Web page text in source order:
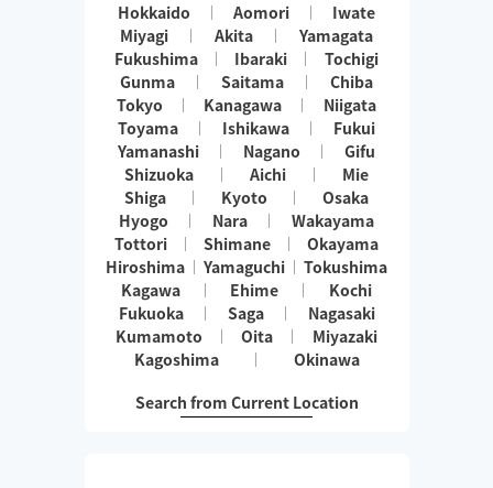
Hokkaido Aomori
Iwate
Miyagi
Akita
Yamagata
Fukushima
Ibaraki
Tochigi
Gunma
Saitama
Chiba
Tokyo
Kanagawa
Niigata
Toyama
Ishikawa
Fukui
Yamanashi
Nagano
Gifu
Shizuoka
Aichi
Mie
Shiga
Kyoto
Osaka
Hyogo
Nara
Wakayama
Tottori
Shimane
Okayama
Hiroshima
Yamaguchi
Tokushima
Kagawa
Ehime
Kochi
Fukuoka
Saga
Nagasaki
Kumamoto
Oita
Miyazaki
Kagoshima
Okinawa
Search from Current Location